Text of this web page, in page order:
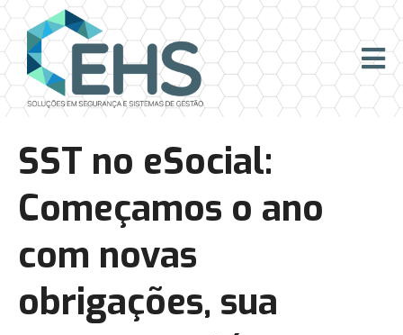
SST no eSocial:
Começamos o ano
com novas
obrigações, sua